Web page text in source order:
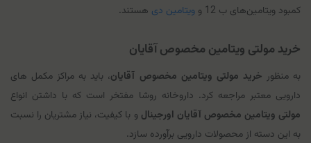
کمبود ویتامین‌های ب 12 و
ویتامین دی هستند.
خرید مولتی‌ ویتامین مخصوص آقایان
به منظور خرید مولتی‌ ویتامین مخصوص آقایان، باید به مراکز مکمل‌ های
دارویی معتبر مراجعه کرد. داروخانه روشا مفتخر است که با داشتن انواع
مولتی‌ ویتامین مخصوص آقایان اورجینال و با کیفیت، نیاز مشتریان را نسبت
به این دسته از محصولات دارویی برآورده سازد.